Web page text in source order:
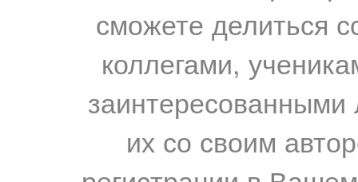
сможете делиться
коллегами,
их со своим